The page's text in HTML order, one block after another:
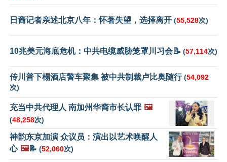
日裔记者亲述北京八年：怀著失望，选择离开 (55,528次)
10兆美元海底危机：中共电缆威胁笼罩川习会📝 (57,114次)
传川普下榻酒店警车聚集 被中共制裁卢比奥随行(54,092
次)
充当中共代理人 南加州华裔市长认罪 🖼️
(48,258次)
神韵东京加演 众议员：演出以艺术唤醒人
心 🖼️📝 (52,060次)